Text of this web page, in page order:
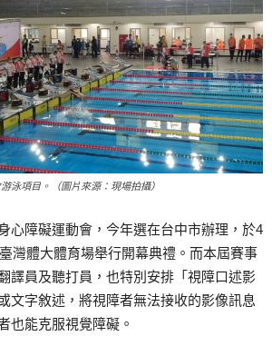
泳項目。（圖片來源：現場拍攝）
心障礙運動會，今年選在台中市辦理，於4
灣體大體育場舉行開幕典禮。而本屆賽事
譯員及聽打員，也特別安排「視障口述影
文字敘述，將視障者無法接收的影像訊息
也能克服視覺障礙。